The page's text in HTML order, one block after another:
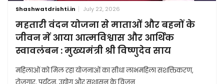
Shashwatdrishti.in July 22, 2026
महतारी वंदन योजना से माताओं और बहनों के
जीवन में आया आत्मविश्वास और आर्थिक
स्वावलंबन : मुख्यमंत्री श्री विष्णुदेव साय
महिलाओं को मिल रहा योजनाओं का सीधा लाभमहिला सशक्तिकरण,